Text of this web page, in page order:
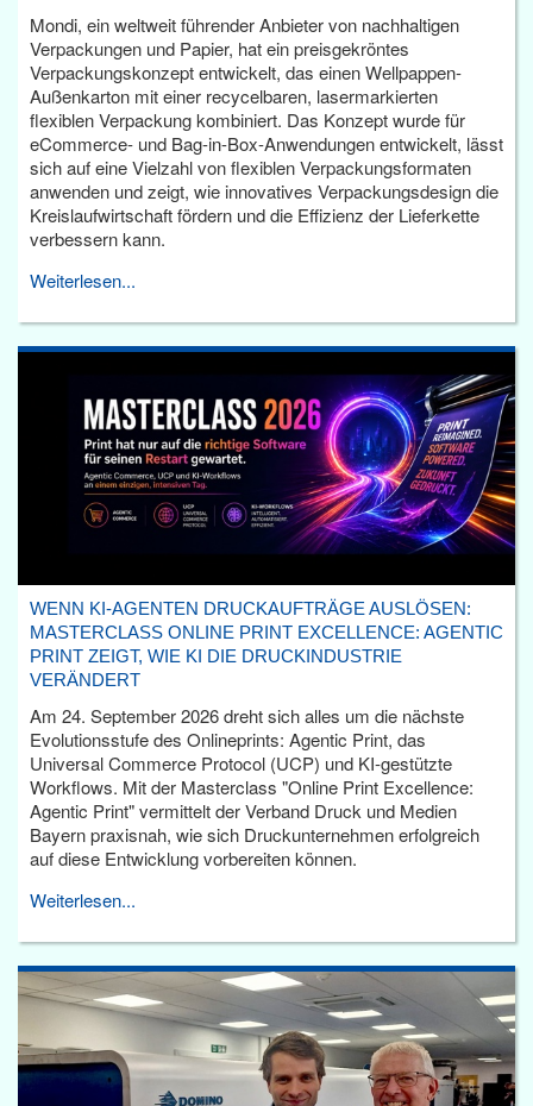
Mondi, ein weltweit führender Anbieter von nachhaltigen
Verpackungen und Papier, hat ein preisgekröntes
Verpackungskonzept entwickelt, das einen Wellpappen-
Außenkarton mit einer recycelbaren, lasermarkierten
flexiblen Verpackung kombiniert. Das Konzept wurde für
eCommerce- und Bag-in-Box-Anwendungen entwickelt, lässt
sich auf eine Vielzahl von flexiblen Verpackungsformaten
anwenden und zeigt, wie innovatives Verpackungsdesign die
Kreislaufwirtschaft fördern und die Effizienz der Lieferkette
verbessern kann.
Weiterlesen...
WENN KI-AGENTEN DRUCKAUFTRÄGE AUSLÖSEN:
MASTERCLASS ONLINE PRINT EXCELLENCE: AGENTIC
PRINT ZEIGT, WIE KI DIE DRUCKINDUSTRIE
VERÄNDERT
Am 24. September 2026 dreht sich alles um die nächste
Evolutionsstufe des Onlineprints: Agentic Print, das
Universal Commerce Protocol (UCP) und KI-gestützte
Workflows. Mit der Masterclass "Online Print Excellence:
Agentic Print" vermittelt der Verband Druck und Medien
Bayern praxisnah, wie sich Druckunternehmen erfolgreich
auf diese Entwicklung vorbereiten können.
Weiterlesen...